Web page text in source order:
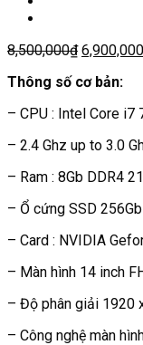
8,500,000₫ 6,900,000
Thông số cơ bản:
– CPU : Intel Core i7
– 2.4 Ghz up to 3.0
– Ram : 8Gb DDR4
– Ổ cứng SSD 256Gb
– Card : NVIDIA
– Màn hình 14 inch
– Độ phân giải 1920
– Công nghệ màn